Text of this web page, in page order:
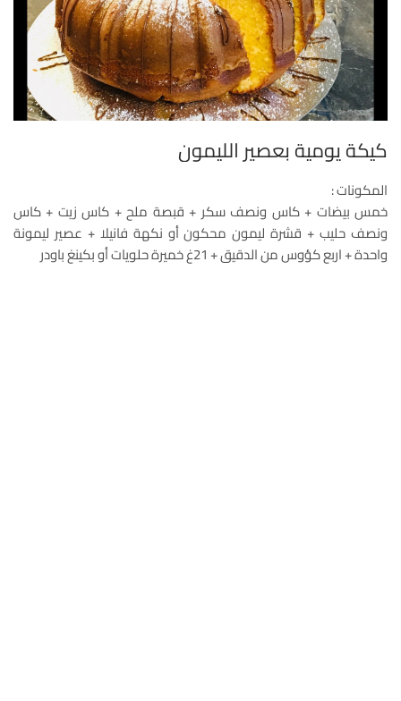
كيكة يومية بعصير الليمون
المكونات :
خمس بيضات + كاس ونصف سكر + قبصة ملح + كاس زيت + كاس
ونصف حليب + قشرة ليمون محكون أو نكهة فانيلا + عصير ليمونة
واحدة + اربع كؤوس من الدقيق + 21غ خميرة حلويات أو بكينغ باودر